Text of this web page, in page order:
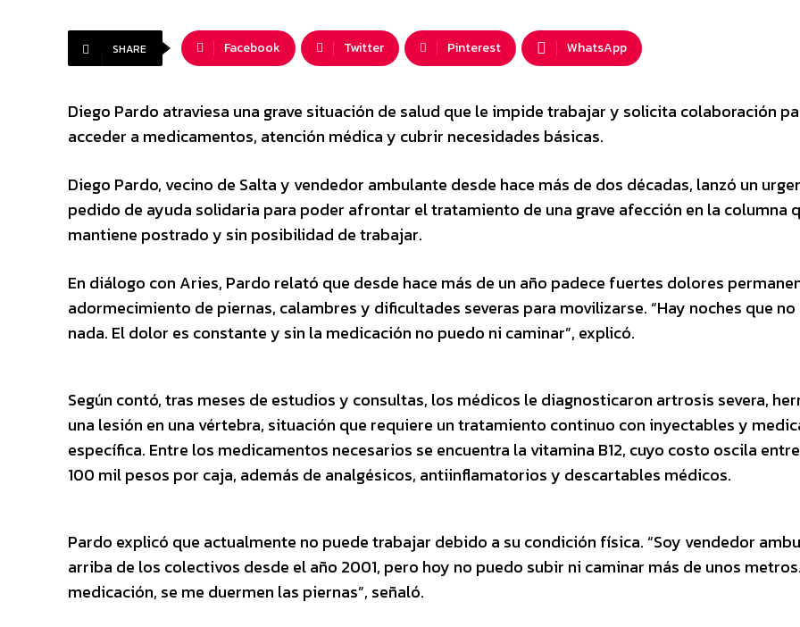
SHARE Facebook Twitter Pinterest WhatsApp
Diego Pardo atraviesa una grave situación de salud que le impide trabajar y solicita colaboración
acceder a medicamentos, atención médica y cubrir necesidades básicas.
Diego Pardo, vecino de Salta y vendedor ambulante desde hace más de dos décadas, lanzó un
pedido de ayuda solidaria para poder afrontar el tratamiento de una grave afección en la columna
mantiene postrado y sin posibilidad de trabajar.
En diálogo con Aries, Pardo relató que desde hace más de un año padece fuertes dolores
adormecimiento de piernas, calambres y dificultades severas para movilizarse. “Hay noches que
nada. El dolor es constante y sin la medicación no puedo ni caminar”, explicó.
Según contó, tras meses de estudios y consultas, los médicos le diagnosticaron artrosis severa,
una lesión en una vértebra, situación que requiere un tratamiento continuo con inyectables y
específica. Entre los medicamentos necesarios se encuentra la vitamina B12, cuyo costo oscila
100 mil pesos por caja, además de analgésicos, antiinflamatorios y descartables médicos.
Pardo explicó que actualmente no puede trabajar debido a su condición física. “Soy vendedor
arriba de los colectivos desde el año 2001, pero hoy no puedo subir ni caminar más de unos
medicación, se me duermen las piernas”, señaló.